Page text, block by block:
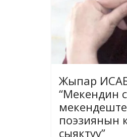
Жыпар
“Мекендин
поэзиянын
сыяктуу”